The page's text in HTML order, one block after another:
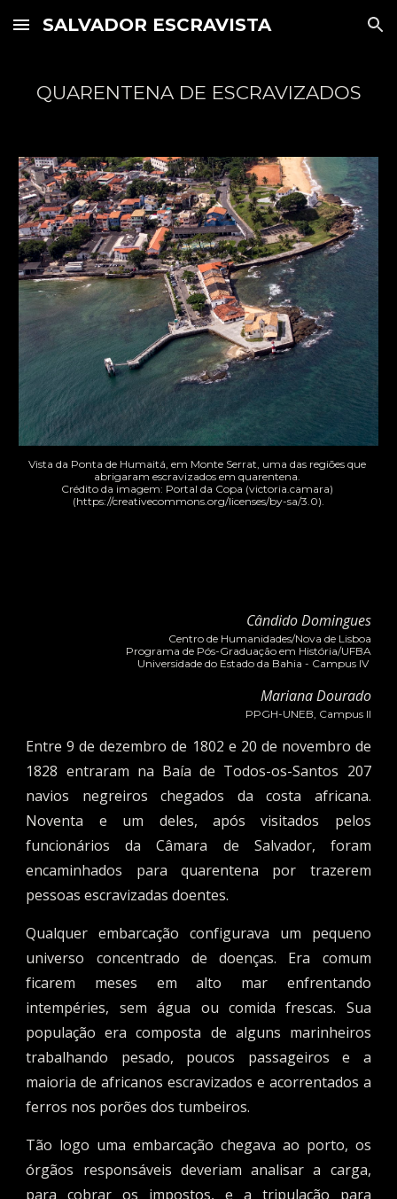
Skip to main content Skip to navigation
SALVADOR ESCRAVISTA
QUARENTENA DE ESCRAVIZADOS
Vista da Ponta de Humaitá, em Monte Serrat, uma das regiões que
abrigaram escravizados em quarentena.
Crédito da imagem: Portal da Copa (victoria.camara)
(https://creativecommons.org/licenses/by-sa/3.0).
Cândido Domingues
Centro de Humanidades/Nova de Lisboa
Programa de Pós-Graduação em História/UFBA
Universidade do Estado da Bahia - Campus IV
Mariana Dourado
PPGH-UNEB, Campus II
Entre 9 de dezembro de 1802 e 20 de novembro de
1828 entraram na Baía de Todos-os-Santos 207
navios negreiros chegados da costa africana.
Noventa e um deles, após visitados pelos
funcionários da Câmara de Salvador, foram
encaminhados para quarentena por trazerem
pessoas escravizadas doentes.
Qualquer embarcação configurava um pequeno
universo concentrado de doenças. Era comum
ficarem meses em alto mar enfrentando
intempéries, sem água ou comida frescas. Sua
população era composta de alguns marinheiros
trabalhando pesado, poucos passageiros e a
maioria de africanos escravizados e acorrentados a
ferros nos porões dos tumbeiros.
Tão logo uma embarcação chegava ao porto, os
órgãos responsáveis deveriam analisar a carga,
para cobrar os impostos, e a tripulação para